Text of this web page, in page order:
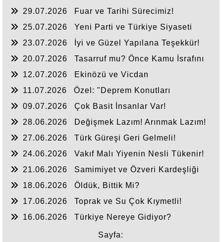
29.07.2026
Fuar ve Tarihi Sürecimiz!
25.07.2026
Yeni Parti ve Türkiye Siyaseti
23.07.2026
İyi ve Güzel Yapılana Teşekkür!
20.07.2026
Tasarruf mu? Önce Kamu İsrafını
12.07.2026
Ekinözü ve Vicdan
11.07.2026
Özel: "Deprem Konutları
09.07.2026
Çok Basit İnsanlar Var!
28.06.2026
Değişmek Lazım! Arınmak Lazım!
27.06.2026
Türk Güreşi Geri Gelmeli!
24.06.2026
Vakıf Malı Yiyenin Nesli Tükenir!
21.06.2026
Samimiyet ve Özveri Kardeşliği
18.06.2026
Öldük, Bittik Mi?
17.06.2026
Toprak ve Su Çok Kıymetli!
16.06.2026
Türkiye Nereye Gidiyor?
Sayfa: